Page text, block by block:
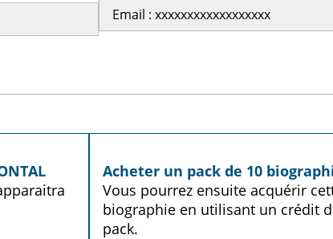
Email : xxxxxxxxxxxxxxxxxx
Acheter un pack de 10
Vous pourrez ensuite acquérir
biographie en utilisant un crédit
pack.